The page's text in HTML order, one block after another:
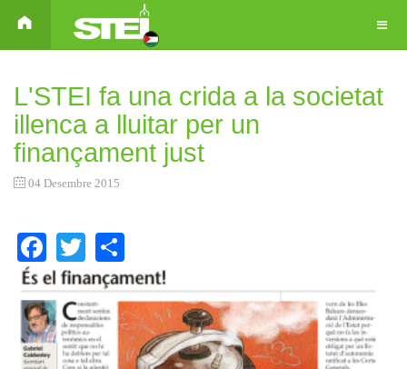
L'STEI fa una crida a la societat
illenca a lluitar per un
finançament just
04 Desembre 2015
Facebook
Twitter